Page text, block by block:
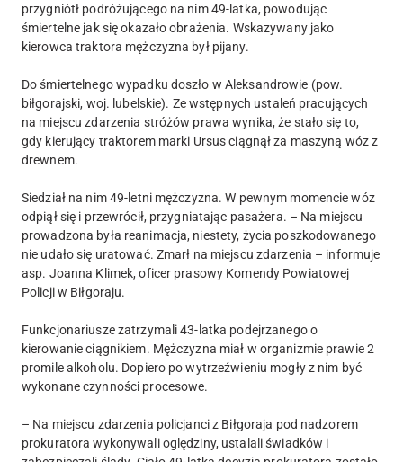
przygniótł podróżującego na nim 49-latka, powodując
śmiertelne jak się okazało obrażenia. Wskazywany jako
kierowca traktora mężczyzna był pijany.
Do śmiertelnego wypadku doszło w Aleksandrowie (pow.
biłgorajski, woj. lubelskie). Ze wstępnych ustaleń pracujących
na miejscu zdarzenia stróżów prawa wynika, że stało się to,
gdy kierujący traktorem marki Ursus ciągnął za maszyną wóz z
drewnem.
Siedział na nim 49-letni mężczyzna. W pewnym momencie wóz
odpiął się i przewrócił, przygniatając pasażera. – Na miejscu
prowadzona była reanimacja, niestety, życia poszkodowanego
nie udało się uratować. Zmarł na miejscu zdarzenia – informuje
asp. Joanna Klimek, oficer prasowy Komendy Powiatowej
Policji w Biłgoraju.
Funkcjonariusze zatrzymali 43-latka podejrzanego o
kierowanie ciągnikiem. Mężczyzna miał w organizmie prawie 2
promile alkoholu. Dopiero po wytrzeźwieniu mogły z nim być
wykonane czynności procesowe.
– Na miejscu zdarzenia policjanci z Biłgoraja pod nadzorem
prokuratora wykonywali oględziny, ustalali świadków i